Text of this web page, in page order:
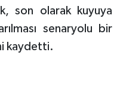
son olarak kuyuya
senaryolu bir
kaydetti.